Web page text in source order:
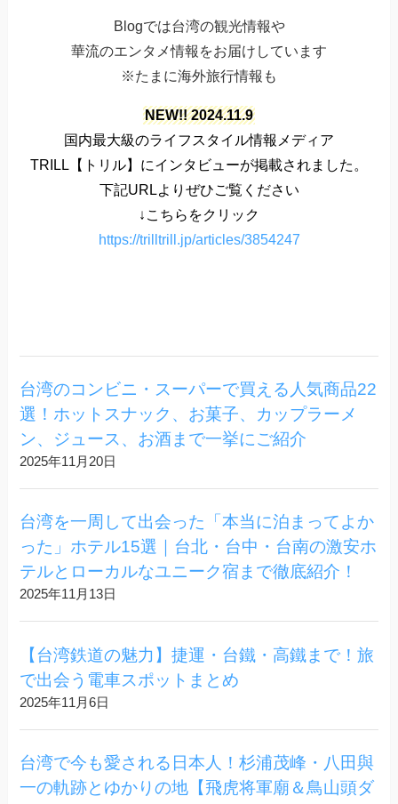
Blogでは台湾の観光情報や
華流のエンタメ情報をお届けしています
※たまに海外旅行情報も
NEW!! 2024.11.9
国内最大級のライフスタイル情報メディア
TRILL【トリル】にインタビューが掲載されました。
下記URLよりぜひご覧ください
↓こちらをクリック
https://trilltrill.jp/articles/3854247
台湾のコンビニ・スーパーで買える人気商品22
選！ホットスナック、お菓子、カップラーメ
ン、ジュース、お酒まで一挙にご紹介
2025年11月20日
台湾を一周して出会った「本当に泊まってよか
った」ホテル15選｜台北・台中・台南の激安ホ
テルとローカルなユニーク宿まで徹底紹介！
2025年11月13日
【台湾鉄道の魅力】捷運・台鐵・高鐵まで！旅
で出会う電車スポットまとめ
2025年11月6日
台湾で今も愛される日本人！杉浦茂峰・八田與
一の軌跡とゆかりの地【飛虎将軍廟＆鳥山頭ダ